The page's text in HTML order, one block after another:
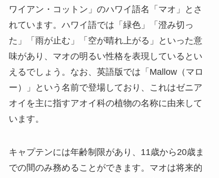
ワイアン・コットン」のハワイ語名「マオ」とさ
れています。ハワイ語では「緑色」「澄み切っ
た」「雨が止む」「空が晴れ上がる」といった意
味があり、マオの明るい性格を表現しているとい
えるでしょう。なお、英語版では「Mallow（マロ
ー）」という名前で登場しており、これはゼニア
オイを主に指すアオイ科の植物の名称に由来して
います。
キャプテンには年齢制限があり、11歳から20歳ま
での間のみ務めることができます。マオは将来的